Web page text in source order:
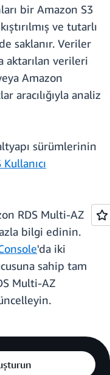
bir Amazon S3
ve tutarlı
saklanır. Veriler
aktarılan verileri
Amazon
aracılığıyla analiz
sürümlerinin
RDS Multi-AZ
bilgi edinin.
'da iki
sahip tam
Multi-AZ